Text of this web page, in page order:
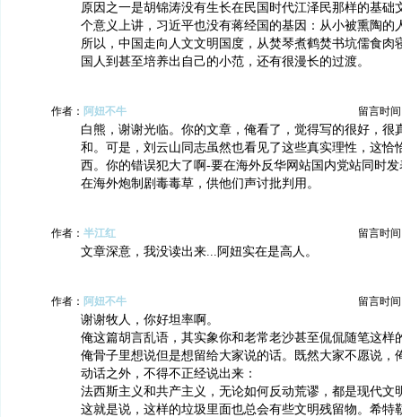
原因之一是胡锦涛没有生长在民国时代江泽民那样的基础
个意义上讲，习近平也没有蒋经国的基因：从小被熏陶的
所以，中国走向人文文明国度，从焚琴煮鹤焚书坑儒食肉
国人到甚至培养出自己的小范，还有很漫长的过渡。
作者： 阿妞不牛 留言时间
白熊，谢谢光临。你的文章，俺看了，觉得写的很好，很
和。可是，刘云山同志虽然也看见了这些真实理性，这恰
西。你的错误犯大了啊-要在海外反华网站国内党站同时
在海外炮制剧毒毒草，供他们声讨批判用。
作者： 半江红 留言时间
文章深意，我没读出来...阿妞实在是高人。
作者： 阿妞不牛 留言时间
谢谢牧人，你好坦率啊。
俺这篇胡言乱语，其实象你和老常老沙甚至侃侃随笔这样
俺骨子里想说但是想留给大家说的话。既然大家不愿说，
动话之外，不得不正经说出来：
法西斯主义和共产主义，无论如何反动荒谬，都是现代文
这就是说，这样的垃圾里面也总会有些文明残留物。希特